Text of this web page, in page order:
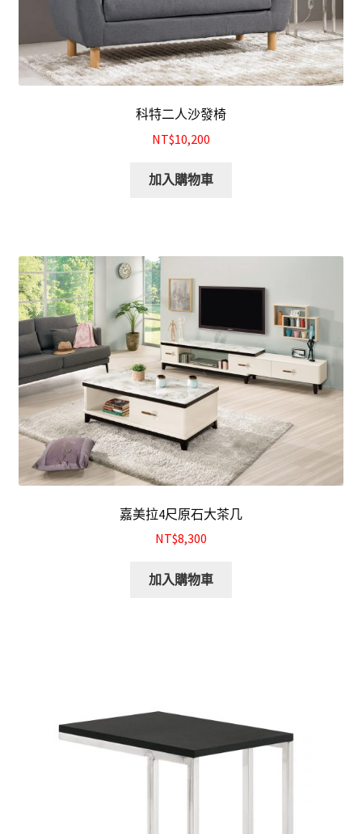
科特二人沙發椅
NT$10,200
加入購物車
嘉美拉4尺原石大茶几
NT$8,300
加入購物車